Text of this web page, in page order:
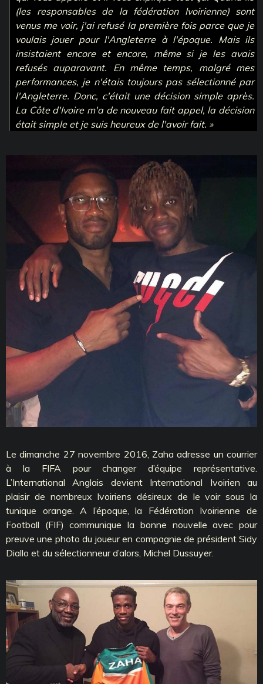
(les responsables de la fédération Ivoirienne) sont
venus me voir, j'ai refusé la première fois parce que je
voulais jouer pour l'Angleterre à l'époque. Mais ils
insistaient encore et encore, même si je les avais
refusés auparavant. En même temps, malgré mes
performances, je n'étais toujours pas sélectionné par
l'Angleterre. Donc, c'était une décision simple après.
La Côte d'Ivoire m'a de nouveau fait appel, la décision
était simple et je suis heureux de l'avoir fait. »
Le dimanche 27 novembre 2016, Zaha adresse un courrier
à la FIFA pour changer d’équipe représentative.
L’International Anglais devient International Ivoirien au
plaisir de nombreux Ivoiriens désireux de le voir sous la
tunique orange. A l’époque, la Fédération Ivoirienne de
Football (FIF) communique la bonne nouvelle avec pour
preuve une photo du joueur en compagnie de président Sidy
Diallo et du sélectionneur d’alors, Michel Dussuyer.